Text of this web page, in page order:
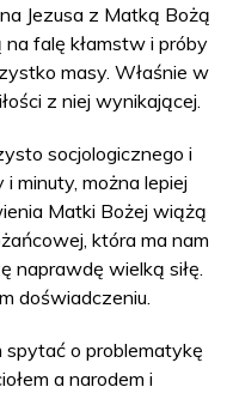
Jezusa z Matką Bożą
falę kłamstw i próby
masy. Właśnie w
z niej wynikającej.
socjologicznego i
minuty, można lepiej
Matki Bożej wiążą
która ma nam
naprawdę wielką siłę.
doświadczeniu.
spytać o problematykę
a narodem i